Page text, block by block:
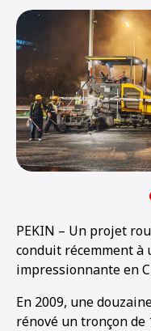
PEKIN – Un projet
conduit récemment à
impressionnante en
En 2009, une
rénové un tronçon de